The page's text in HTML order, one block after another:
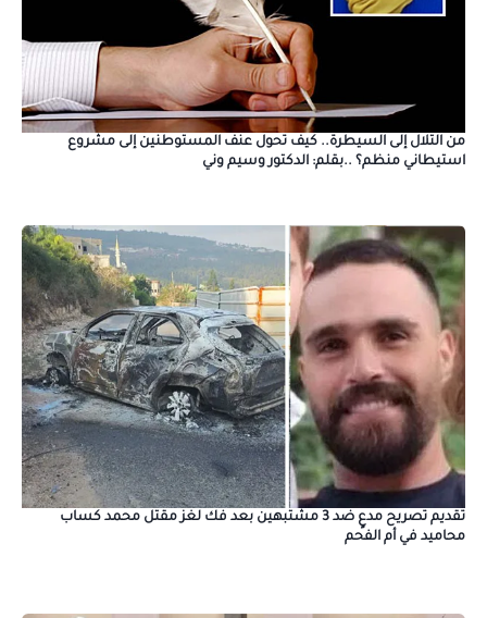
من التلال إلى السيطرة.. كيف تحول عنف المستوطنين إلى مشروع
استيطاني منظم؟ ..بقلم: الدكتور وسيم وني
تقديم تصريح مدعٍ ضد 3 مشتبهين بعد فك لغز مقتل محمد كساب
محاميد في أم الفحم